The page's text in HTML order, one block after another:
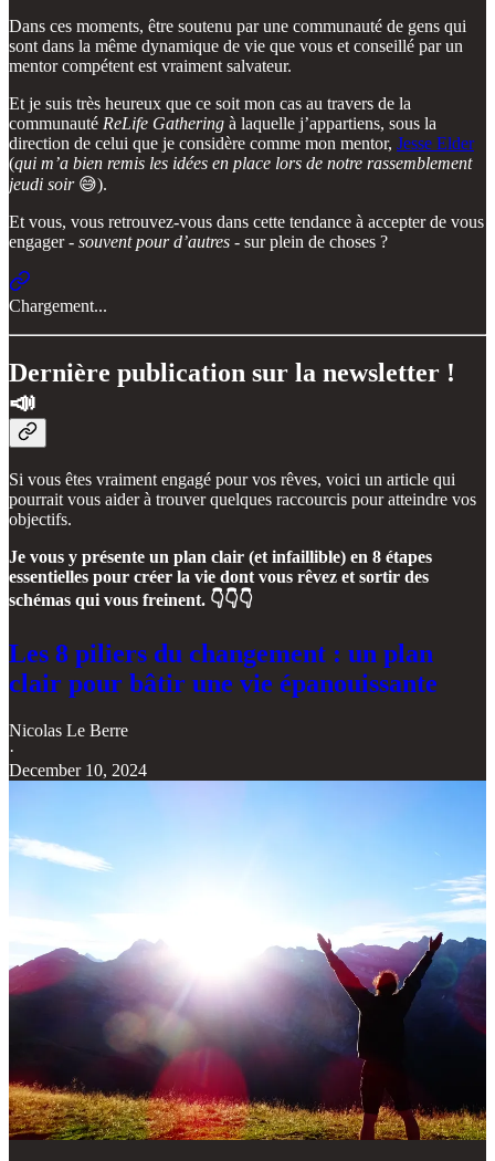
Dans ces moments, être soutenu par une communauté de gens qui
sont dans la même dynamique de vie que vous et conseillé par un
mentor compétent est vraiment salvateur.
Et je suis très heureux que ce soit mon cas au travers de la
communauté ReLife Gathering à laquelle j’appartiens, sous la
direction de celui que je considère comme mon mentor, Jesse Elder
(qui m’a bien remis les idées en place lors de notre rassemblement
jeudi soir😅).
Et vous, vous retrouvez-vous dans cette tendance à accepter de vous
engager - souvent pour d’autres - sur plein de choses ?
Chargement...
Dernière publication sur la newsletter !
📣
Si vous êtes vraiment engagé pour vos rêves, voici un article qui
pourrait vous aider à trouver quelques raccourcis pour atteindre vos
objectifs.
Je vous y présente un plan clair (et infaillible) en 8 étapes
essentielles pour créer la vie dont vous rêvez et sortir des
schémas qui vous freinent. 👇👇👇
Les 8 piliers du changement : un plan
clair pour bâtir une vie épanouissante
Nicolas Le Berre
·
December 10, 2024